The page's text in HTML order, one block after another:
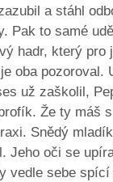
a stáhl
Pak to samé
hadr, který pro
oba pozoroval.
už zaškolil,
Že ty máš
Snědý
Jeho oči se
vedle sebe spící